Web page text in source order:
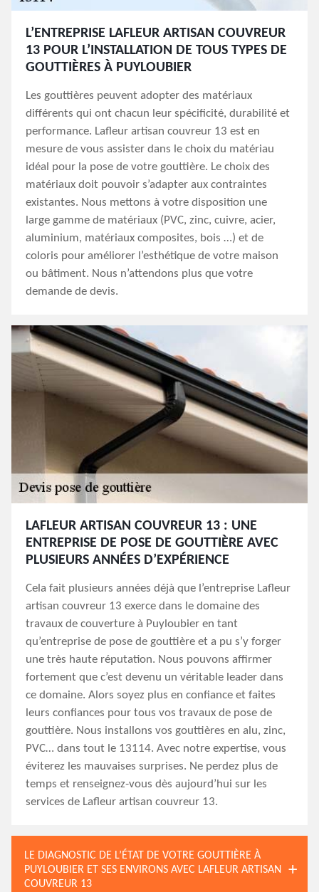
L’ENTREPRISE LAFLEUR ARTISAN COUVREUR
13 POUR L’INSTALLATION DE TOUS TYPES DE
GOUTTIÈRES À PUYLOUBIER
Les gouttières peuvent adopter des matériaux
différents qui ont chacun leur spécificité, durabilité et
performance. Lafleur artisan couvreur 13 est en
mesure de vous assister dans le choix du matériau
idéal pour la pose de votre gouttière. Le choix des
matériaux doit pouvoir s’adapter aux contraintes
existantes. Nous mettons à votre disposition une
large gamme de matériaux (PVC, zinc, cuivre, acier,
aluminium, matériaux composites, bois …) et de
coloris pour améliorer l’esthétique de votre maison
ou bâtiment. Nous n’attendons plus que votre
demande de devis.
LAFLEUR ARTISAN COUVREUR 13 : UNE
ENTREPRISE DE POSE DE GOUTTIÈRE AVEC
PLUSIEURS ANNÉES D’EXPÉRIENCE
Cela fait plusieurs années déjà que l’entreprise Lafleur
artisan couvreur 13 exerce dans le domaine des
travaux de couverture à Puyloubier en tant
qu’entreprise de pose de gouttière et a pu s’y forger
une très haute réputation. Nous pouvons affirmer
fortement que c’est devenu un véritable leader dans
ce domaine. Alors soyez plus en confiance et faites
leurs confiances pour tous vos travaux de pose de
gouttière. Nous installons vos gouttières en alu, zinc,
PVC… dans tout le 13114. Avec notre expertise, vous
éviterez les mauvaises surprises. Ne perdez plus de
temps et renseignez-vous dès aujourd’hui sur les
services de Lafleur artisan couvreur 13.
LE DIAGNOSTIC DE L’ÉTAT DE VOTRE GOUTTIÈRE À
PUYLOUBIER ET SES ENVIRONS AVEC LAFLEUR ARTISAN
COUVREUR 13